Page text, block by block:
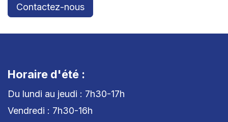
Contactez-nous
Horaire d'été :
Du lundi au jeudi : 7h30-17h
Vendredi : 7h30-16h